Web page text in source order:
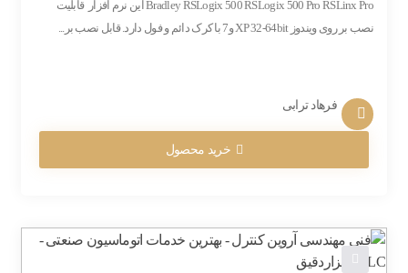
Bradley RSLogix 500 RSLogix 500 Pro RSLinx Pro این نرم افزار قابلیت
نصب بر روی ویندوز XP 32-64bit و7 با کرک دائم و فول دارد. قابل نصب بر...
فرهاد ترابی
خرید محصول